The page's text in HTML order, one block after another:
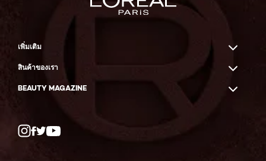
เพิ่มเติม
สินค้าของเรา
BEAUTY MAGAZINE